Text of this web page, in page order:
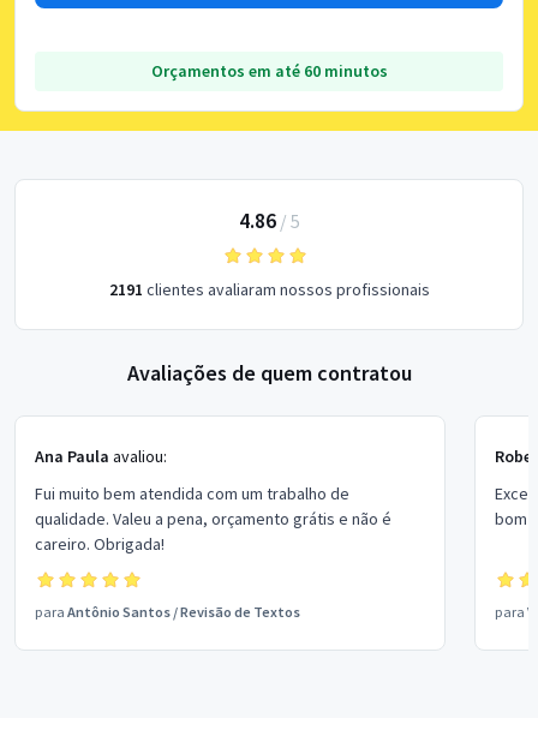
Orçamentos em até 60 minutos
4.86/ 5
2191 clientes avaliaram nossos profissionais
Avaliações de quem contratou
Ana Paula avaliou:
Fui muito bem atendida com um trabalho de
qualidade. Valeu a pena, orçamento grátis e não é
careiro. Obrigada!
para Antônio Santos /Revisão de Textos
bom
para